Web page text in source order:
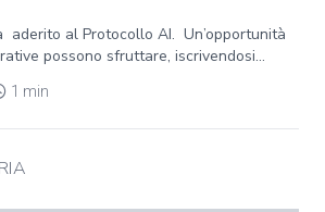
aderito al Protocollo AI. Un’opportunità
possono sfruttare, iscrivendosi...
1 min